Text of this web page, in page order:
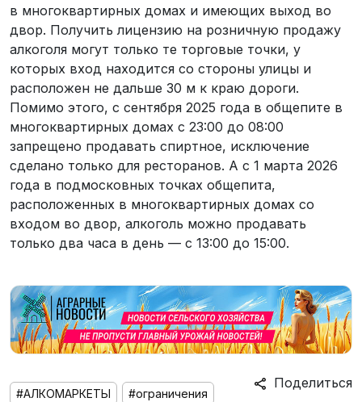
в многоквартирных домах и имеющих выход во
двор. Получить лицензию на розничную продажу
алкоголя могут только те торговые точки, у
которых вход находится со стороны улицы и
расположен не дальше 30 м к краю дороги.
Помимо этого, с сентября 2025 года в общепите в
многоквартирных домах с 23:00 до 08:00
запрещено продавать спиртное, исключение
сделано только для ресторанов. А с 1 марта 2026
года в подмосковных точках общепита,
расположенных в многоквартирных домах со
входом во двор, алкоголь можно продавать
только два часа в день — с 13:00 до 15:00.
Поделиться
#АЛКОМАРКЕТЫ #ограничения